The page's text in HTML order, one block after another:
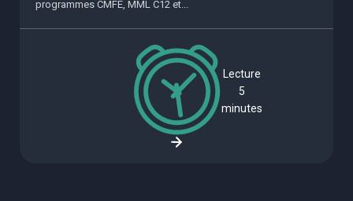
programmes CMFE, MML C12 et...
Lecture
5
minutes